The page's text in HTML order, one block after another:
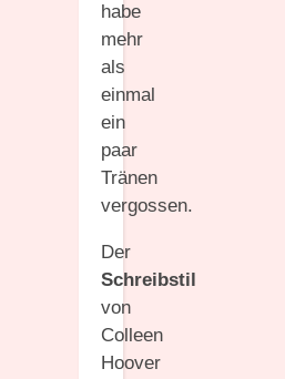
habe
mehr
als
einmal
ein
paar
Tränen
vergossen.
Der
Schreibstil
von
Colleen
Hoover